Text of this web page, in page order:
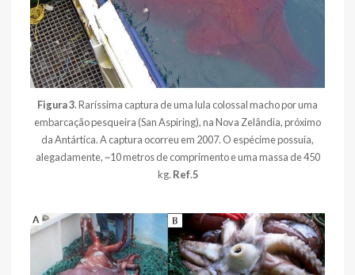
Figura 3. Raríssima captura de uma lula colossal macho por uma
embarcação pesqueira (San Aspiring), na Nova Zelândia, próximo
da Antártica. A captura ocorreu em 2007. O espécime possuía,
alegadamente, ~10 metros de comprimento e uma massa de 450
kg. Ref.5